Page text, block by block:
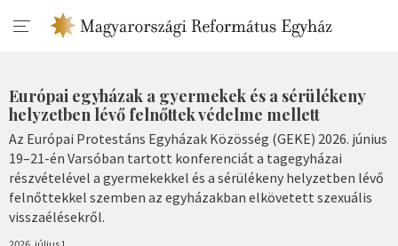
Európai egyházak a gyermekek és a sérülékeny
helyzetben lévő felnőttek védelme mellett
Az Európai Protestáns Egyházak Közösség (GEKE) 2026. június
19–21-én Varsóban tartott konferenciát a tagegyházai
részvételével a gyermekekkel és a sérülékeny helyzetben lévő
felnőttekkel szemben az egyházakban elkövetett szexuális
visszaélésekről.
2026. július 1.